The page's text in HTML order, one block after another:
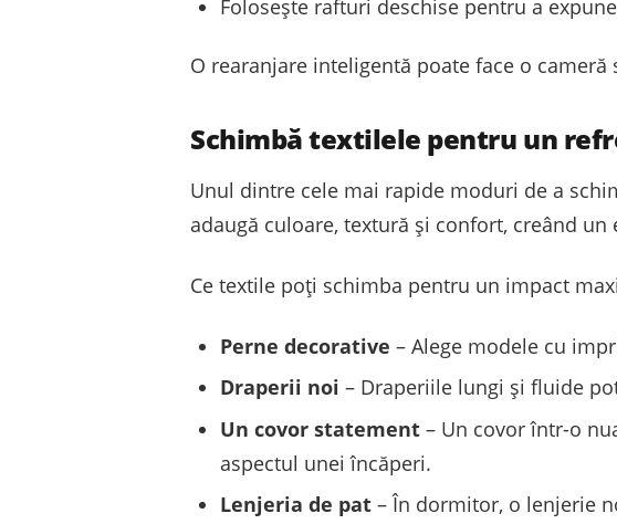
Folosește rafturi deschise pentru a
O rearanjare inteligentă poate face o
Schimbă textilele pentru un
Unul dintre cele mai rapide moduri de a
adaugă culoare, textură și confort, creând un
Ce textile poți schimba pentru un impact
Perne decorative – Alege modele cu
Draperii noi – Draperiile lungi și fluide
Un covor statement – Un covor într-o
aspectul unei încăperi.
Lenjeria de pat – În dormitor, o lenjerie